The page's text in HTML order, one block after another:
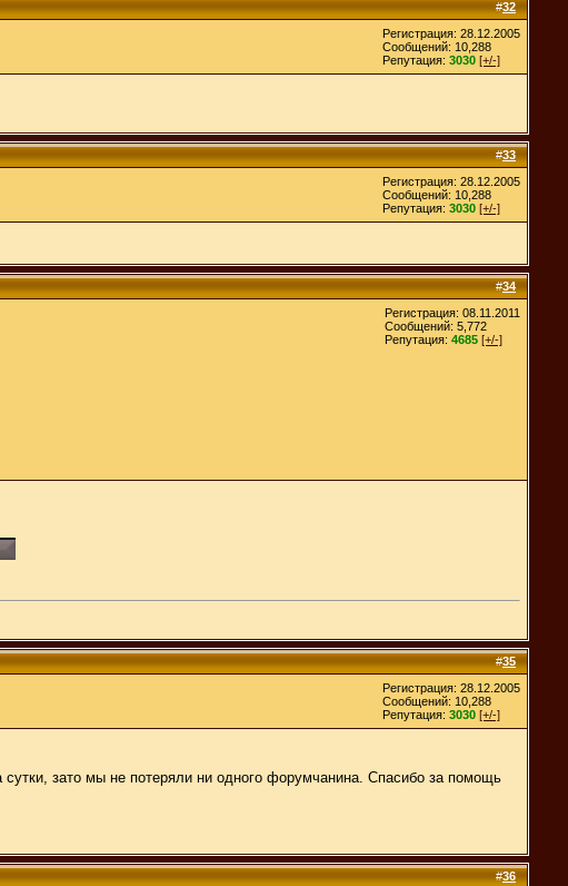
#32
Регистрация: 28.12.2005
Сообщений: 10,288
Репутация: 3030 [+/-]
#33
Регистрация: 28.12.2005
Сообщений: 10,288
Репутация: 3030 [+/-]
#34
Регистрация: 08.11.2011
Сообщений: 5,772
Репутация: 4685 [+/-]
#35
Регистрация: 28.12.2005
Сообщений: 10,288
Репутация: 3030 [+/-]
зато мы не потеряли ни одного форумчанина. Спасибо за помощь
#36